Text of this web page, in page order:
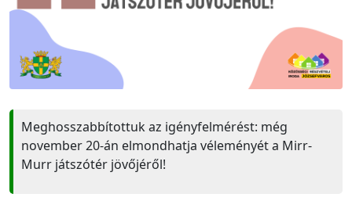
Meghosszabbítottuk az igényfelmérést: még
november 20-án elmondhatja véleményét a Mirr-
Murr játszótér jövőjéről!